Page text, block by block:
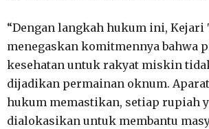
“Dengan langkah hukum ini, Kejari
menegaskan komitmennya bahwa
kesehatan untuk rakyat miskin
dijadikan permainan oknum.
hukum memastikan, setiap rupiah
dialokasikan untuk membantu